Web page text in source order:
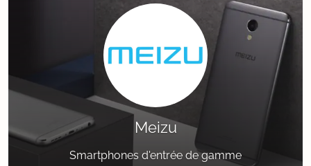
Meizu
Smartphones d'entrée de gamme